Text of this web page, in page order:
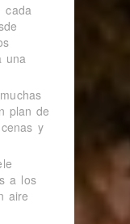
cada
una
plan de
y
a los
aire